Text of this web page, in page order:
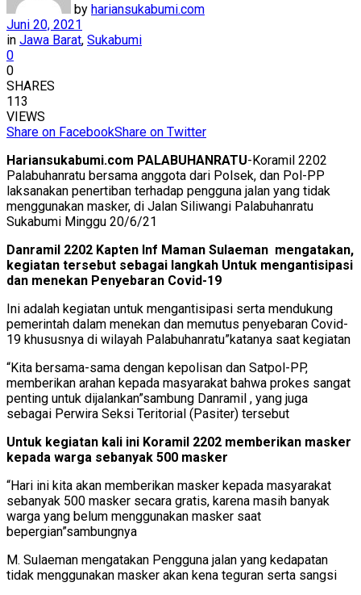
by hariansukabumi.com
Juni 20, 2021
in Jawa Barat, Sukabumi
0
0
SHARES
113
VIEWS
Share on FacebookShare on Twitter
Hariansukabumi.com PALABUHANRATU-Koramil 2202
Palabuhanratu bersama anggota dari Polsek, dan Pol-PP
laksanakan penertiban terhadap pengguna jalan yang tidak
menggunakan masker, di Jalan Siliwangi Palabuhanratu
Sukabumi Minggu 20/6/21
Danramil 2202 Kapten Inf Maman Sulaeman mengatakan,
kegiatan tersebut sebagai langkah Untuk mengantisipasi
dan menekan Penyebaran Covid-19
Ini adalah kegiatan untuk mengantisipasi serta mendukung
pemerintah dalam menekan dan memutus penyebaran Covid-
19 khususnya di wilayah Palabuhanratu”katanya saat kegiatan
“Kita bersama-sama dengan kepolisan dan Satpol-PP,
memberikan arahan kepada masyarakat bahwa prokes sangat
penting untuk dijalankan”sambung Danramil , yang juga
sebagai Perwira Seksi Teritorial (Pasiter) tersebut
Untuk kegiatan kali ini Koramil 2202 memberikan masker
kepada warga sebanyak 500 masker
“Hari ini kita akan memberikan masker kepada masyarakat
sebanyak 500 masker secara gratis, karena masih banyak
warga yang belum menggunakan masker saat
bepergian”sambungnya
M. Sulaeman mengatakan Pengguna jalan yang kedapatan
tidak menggunakan masker akan kena teguran serta sangsi